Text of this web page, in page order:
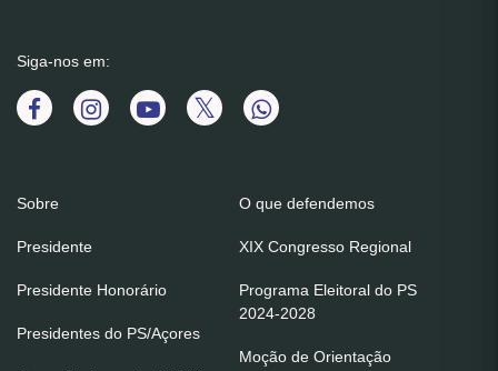
Siga-nos em:
Sobre
Presidente
Presidente Honorário
Presidentes do PS/Açores
O que defendemos
XIX Congresso Regional
Programa Eleitoral do PS
2024-2028
Moção de Orientação